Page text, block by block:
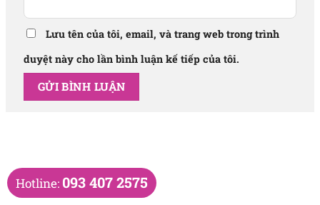
Lưu tên của tôi, email, và trang web trong trình
duyệt này cho lần bình luận kế tiếp của tôi.
DANH MỤC BÁN CHẠY
Hotline: 093 407 2575